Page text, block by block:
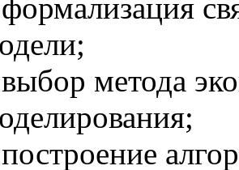
формализация
выбор метода
построение